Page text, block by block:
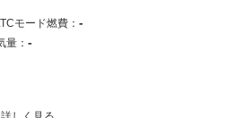
モード燃費： -
量： -